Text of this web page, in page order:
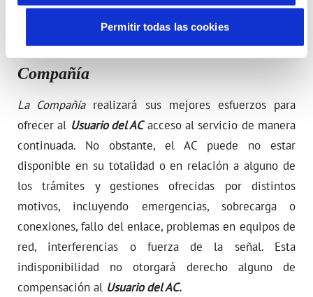
Permitir todas las cookies
Quinto.- Responsabilidad deLa
Compañía
La Compañíarealizará sus mejores esfuerzos para
ofrecer al Usuario del ACacceso al servicio de manera
continuada. No obstante, el AC puede no estar
disponible en su totalidad o en relación a alguno de
los trámites y gestiones ofrecidas por distintos
motivos, incluyendo emergencias, sobrecarga o
conexiones, fallo del enlace, problemas en equipos de
red, interferencias o fuerza de la señal. Esta
indisponibilidad no otorgará derecho alguno de
compensación al Usuario del AC.